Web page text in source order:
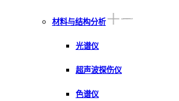
材料与结构分析
光谱仪
超声波探伤仪
色谱仪